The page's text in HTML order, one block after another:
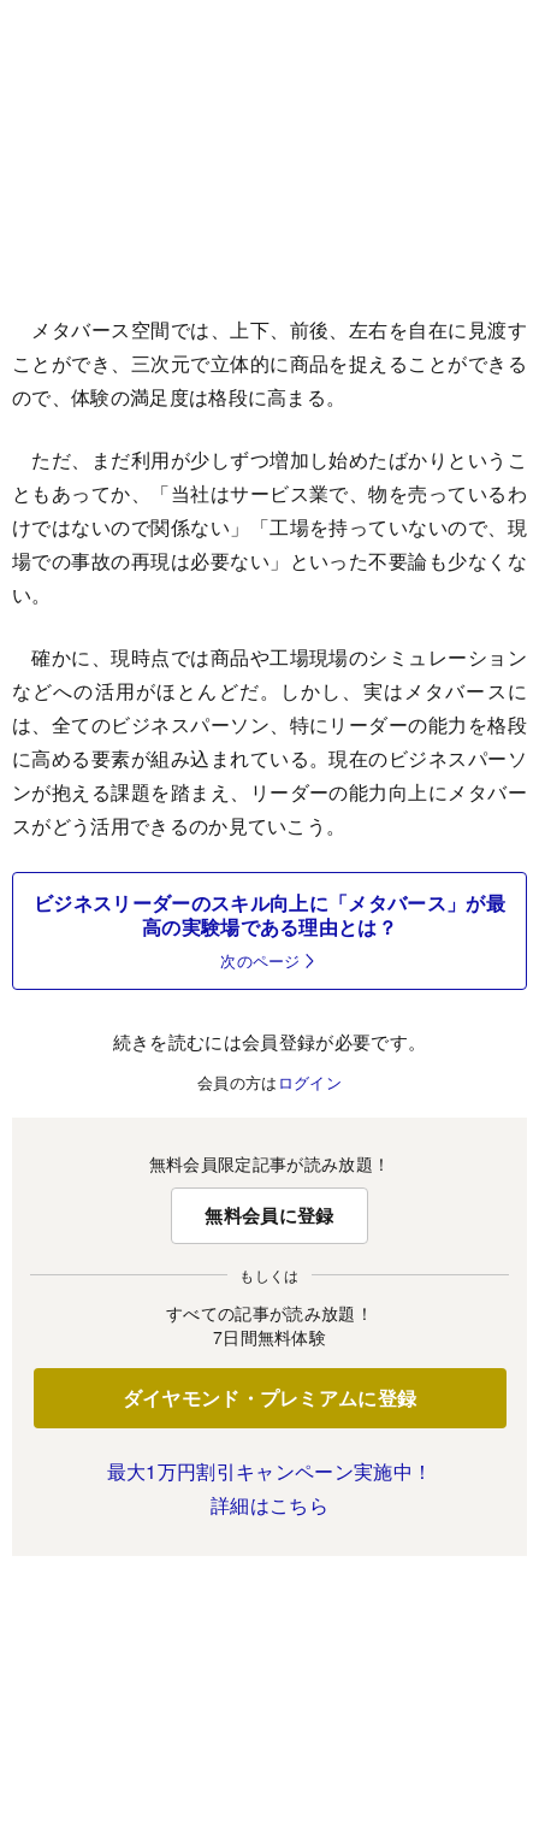
メタバース空間では、上下、前後、左右を自在に見渡す
ことができ、三次元で立体的に商品を捉えることができる
ので、体験の満足度は格段に高まる。
ただ、まだ利用が少しずつ増加し始めたばかりというこ
ともあってか、「当社はサービス業で、物を売っているわ
けではないので関係ない」「工場を持っていないので、現
場での事故の再現は必要ない」といった不要論も少なくな
い。
確かに、現時点では商品や工場現場のシミュレーション
などへの活用がほとんどだ。しかし、実はメタバースに
は、全てのビジネスパーソン、特にリーダーの能力を格段
に高める要素が組み込まれている。現在のビジネスパーソ
ンが抱える課題を踏まえ、リーダーの能力向上にメタバー
スがどう活用できるのか見ていこう。
ビジネスリーダーのスキル向上に「メタバース」が最
高の実験場である理由とは？
次のページ
続きを読むには会員登録が必要です。
会員の方は ログイン
無料会員限定記事が読み放題！
無料会員に登録
もしくは
すべての記事が読み放題！
7日間無料体験
ダイヤモンド・プレミアムに登録
最大1万円割引キャンペーン実施中！
詳細はこちら